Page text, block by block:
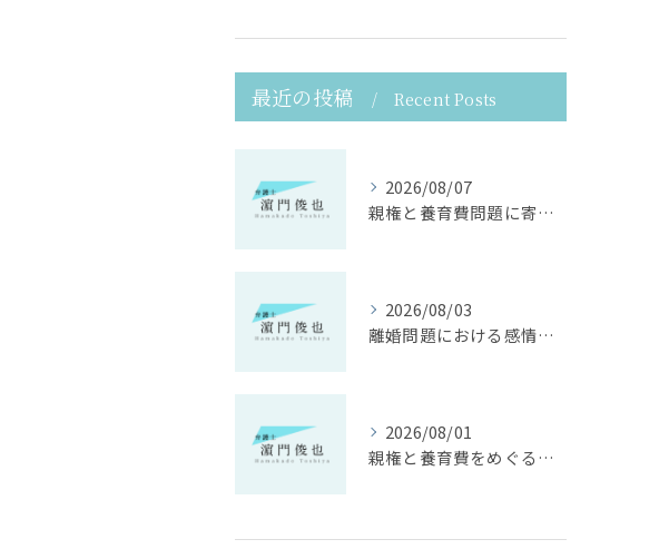
最近の投稿 Recent Posts
2026/08/07
親権と養育費問題に寄り添う法律支援
2026/08/03
離婚問題における感情面に配慮した誠実な法律サポート
2026/08/01
親権と養育費をめぐる法律支援の重要性